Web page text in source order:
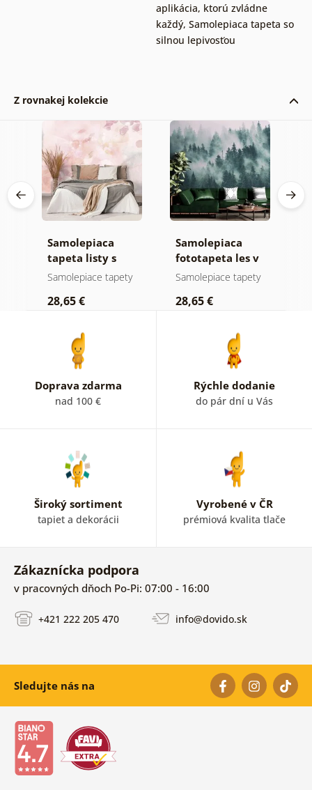
aplikácia, ktorú zvládne
každý, Samolepiaca tapeta so
silnou lepivosťou
Z rovnakej kolekcie
Samolepiaca
tapeta listy s
pastelovým
Samolepiace tapety
28,65 €
Samolepiaca
fototapeta les v
hmle
Samolepiace tapety
28,65 €
Doprava zdarma
nad 100 €
Rýchle dodanie
do pár dní u Vás
Široký sortiment
tapiet a dekorácii
Vyrobené v ČR
prémiová kvalita tlače
Zákaznícka podpora
v pracovných dňoch Po-Pi: 07:00 - 16:00
+421 222 205 470 info@dovido.sk
Sledujte nás na